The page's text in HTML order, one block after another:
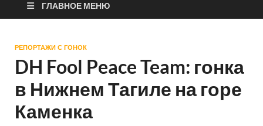
ГЛАВНОЕ МЕНЮ
РЕПОРТАЖИ С ГОНОК
DH Fool Peace Team: гонка
в Нижнем Тагиле на горе
Каменка